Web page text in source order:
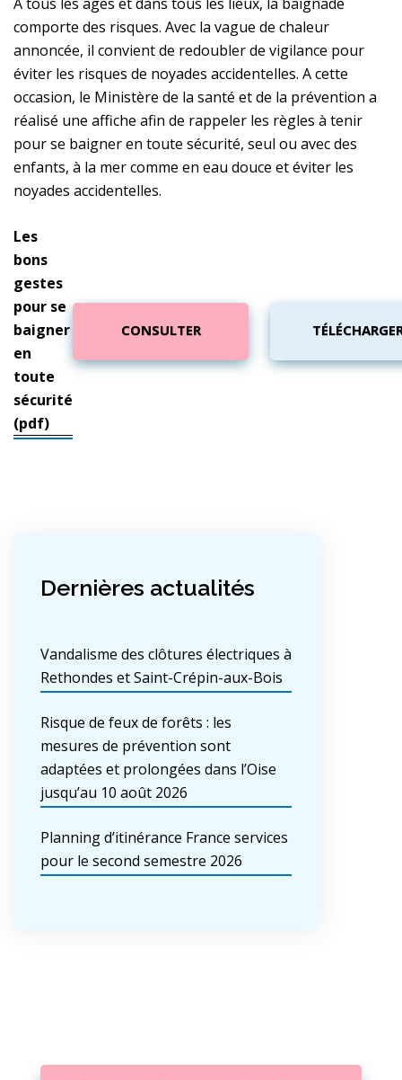
comporte des risques. Avec la vague de chaleur
annoncée, il convient de redoubler de vigilance pour
éviter les risques de noyades accidentelles. A cette
occasion, le Ministère de la santé et de la prévention a
réalisé une affiche afin de rappeler les règles à tenir
pour se baigner en toute sécurité, seul ou avec des
enfants, à la mer comme en eau douce et éviter les
noyades accidentelles.
Les
bons
gestes
pour se
baigner
en
toute
sécurité
(pdf)
CONSULTER
Dernières actualités
Vandalisme des clôtures électriques à
Rethondes et Saint-Crépin-aux-Bois
Risque de feux de forêts : les
mesures de prévention sont
adaptées et prolongées dans l’Oise
jusqu’au 10 août 2026
Planning d’itinérance France services
pour le second semestre 2026